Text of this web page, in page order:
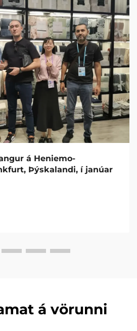
á Heniemo-
Þýskalandi, í janúar
á vörunni